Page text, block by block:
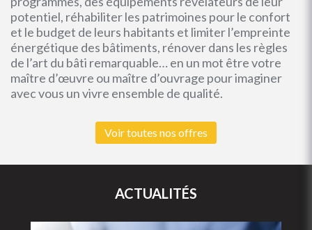
potentiel, réhabiliter les patrimoines pour le confort
et le budget de leurs habitants et limiter l’empreinte
énergétique des bâtiments, rénover dans les règles
de l’art du bâti remarquable… en un mot être votre
maître d’œuvre ou maître d’ouvrage pour imaginer
avec vous un vivre ensemble de qualité.
Voir toutes nos offres
ACTUALITÉS